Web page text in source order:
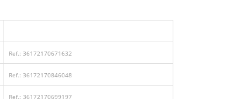
Ref.: 36172170671632
Ref.: 36172170846048
Ref.: 36172170699197